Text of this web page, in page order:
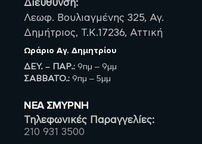
Διεύθυνση:
Λεωφ. Βουλιαγμένης 325, Αγ.
Δημήτριος, Τ.Κ.17236, Αττική
ΩράριοΑγ. Δημητρίου
ΔΕΥ. – ΠΑΡ.: 9πμ – 9μμ
ΣΑΒBATO.: 9πμ – 5μμ
ΝΈΑ ΣΜΥΡΝΗ
Τηλεφωνικές Παραγγελίες:
210 931 3500